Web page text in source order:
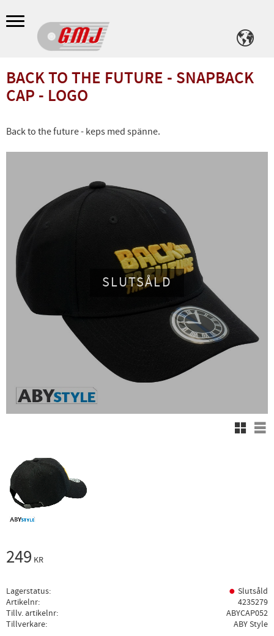
Meny
BACK TO THE FUTURE - SNAPBACK
CAP - LOGO
Back to the future - keps med spänne.
SLUTSÅLD
249 KR
Lagerstatus
Slutsåld
Artikelnr
4235279
Tillv. artikelnr
ABYCAP052
Tillverkare
ABY Style